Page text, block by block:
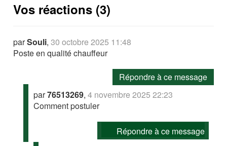
Vos réactions (3)
parSouli,30 octobre 2025 11:48
Poste en qualité chauffeur
Répondre à ce message
par76513269,4 novembre 2025 22:23
Comment postuler
Répondre à ce message